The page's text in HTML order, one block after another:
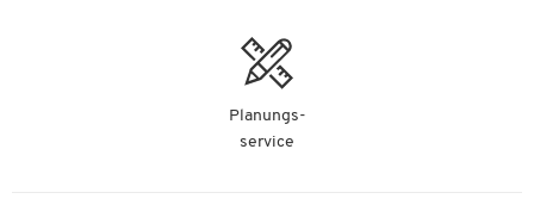
Planungs-
service